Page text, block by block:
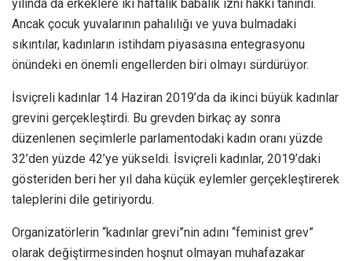
yılında da erkeklere iki haftalık babalık izni hakkı tanındı.
Ancak çocuk yuvalarının pahalılığı ve yuva bulmadaki
sıkıntılar, kadınların istihdam piyasasına entegrasyonu
önündeki en önemli engellerden biri olmayı sürdürüyor.
İsviçreli kadınlar 14 Haziran 2019’da da ikinci büyük kadınlar
grevini gerçekleştirdi. Bu grevden birkaç ay sonra
düzenlenen seçimlerle parlamentodaki kadın oranı yüzde
32’den yüzde 42’ye yükseldi. İsviçreli kadınlar, 2019’daki
gösteriden beri her yıl daha küçük eylemler gerçekleştirerek
taleplerini dile getiriyordu.
Organizatörlerin “kadınlar grevi”nin adını “feminist grev”
olarak değiştirmesinden hoşnut olmayan muhafazakar